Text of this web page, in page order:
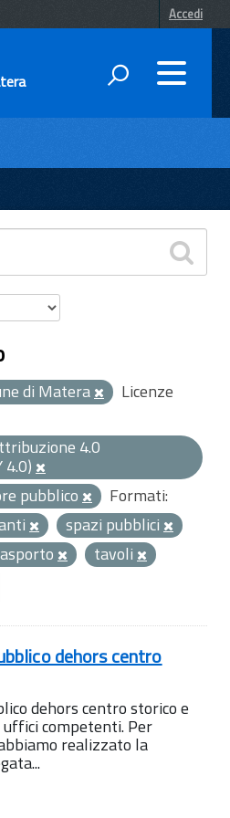
Accedi
di Matera
Licenze
4.0
4.0)
pubblico
Formati:
spazi pubblici
tavoli
dehors centro
dehors centro storico e
competenti. Per
realizzato la